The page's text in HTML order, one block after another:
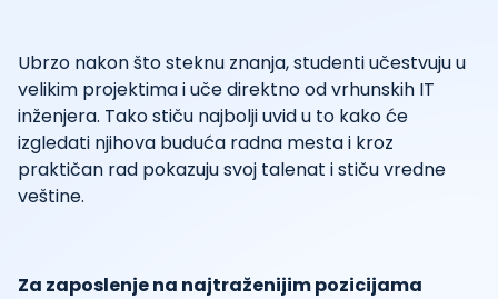
Ubrzo nakon što steknu znanja, studenti učestvuju u
velikim projektima i uče direktno od vrhunskih IT
inženjera. Tako stiču najbolji uvid u to kako će
izgledati njihova buduća radna mesta i kroz
praktičan rad pokazuju svoj talenat i stiču vredne
veštine.
Za zaposlenje na najtraženijim pozicijama